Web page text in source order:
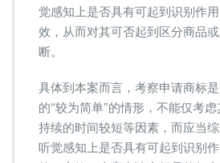
觉感知上是否具有可起到识别作
效，从而对其可否起到区分商品
断。
具体到本案而言，考察申请商标
的“较为简单”的情形，不能仅考
持续的时间较短等因素，而应当
听觉感知上是否具有可起到识别